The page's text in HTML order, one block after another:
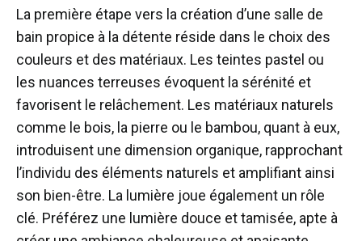
La première étape vers la création d’une salle de
bain propice à la détente réside dans le choix des
couleurs et des matériaux. Les teintes pastel ou
les nuances terreuses évoquent la sérénité et
favorisent le relâchement. Les matériaux naturels
comme le bois, la pierre ou le bambou, quant à eux,
introduisent une dimension organique, rapprochant
l’individu des éléments naturels et amplifiant ainsi
son bien-être. La lumière joue également un rôle
clé. Préférez une lumière douce et tamisée, apte à